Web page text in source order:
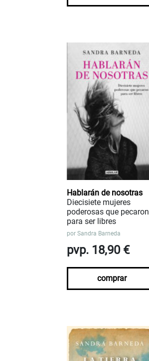
Hablarán de nosotras
Diecisiete mujeres
poderosas que pecaron
para ser libres
por Sandra Barneda
pvp. 18,90 €
comprar